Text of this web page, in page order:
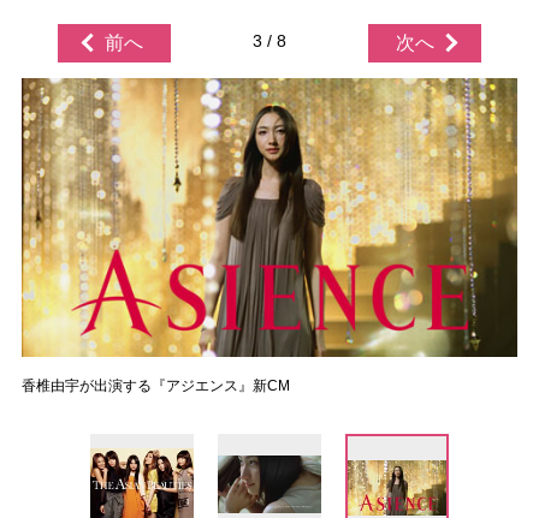
前へ 3 / 8 次へ
香椎由宇が出演する『アジエンス』新CM